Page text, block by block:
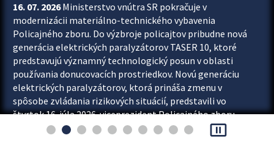
16. 07. 2026Ministerstvo vnútra SR pokračuje v
modernizácii materiálno-technického vybavenia
Policajného zboru. Do výzbroje policajtov pribudne nová
generácia elektrických paralyzátorov TASER 10, ktoré
predstavujú významný technologický posun v oblasti
používania donucovacích prostriedkov. Novú generáciu
elektrických paralyzátorov, ktorá prináša zmenu v
spôsobe zvládania rizikových situácií, predstavili vo
štvrtok 16. júla 2026 viceprezident Policajného zboru
Rastislav Polakovič a riaditeľ odboru výcviku...
pause_presentation